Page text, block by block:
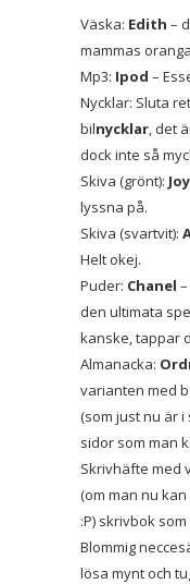
Väska: Edith –
mammas
Mp3: Ipod –
Nycklar: Sluta
bilnycklar, det
dock inte så
Skiva (grönt):
lyssna på.
Skiva (svartvit):
Helt okej.
Puder: Chanel
den ultimata
kanske, tappar
Almanacka:
varianten med
(som just nu är
sidor som man
Skrivhäfte med
(om man nu
:P) skrivbok
Blommig
lösa mynt och